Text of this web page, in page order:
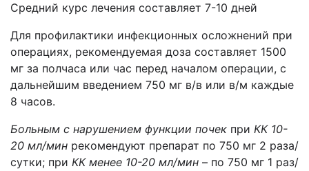
Средний курс лечения составляет 7-10 дней
Для профилактики инфекционных осложнений при
операциях, рекомендуемая доза составляет 1500
мг за полчаса или час перед началом операции, с
дальнейшим введением 750 мг в/в или в/м каждые
8 часов.
Больным с нарушением функции почек при КК 10-
20 мл/мин рекомендуют препарат по 750 мг 2 раза/
сутки; при КК менее 10-20 мл/мин – по 750 мг 1 раз/